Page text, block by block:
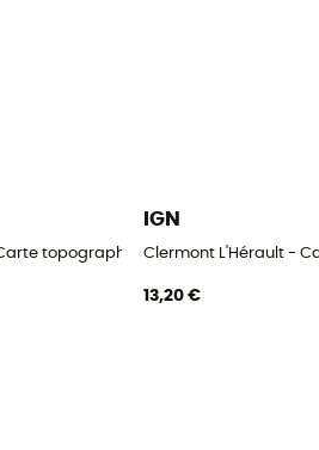
topographique
IGN
Clermont L'Hérault -
13,20 €